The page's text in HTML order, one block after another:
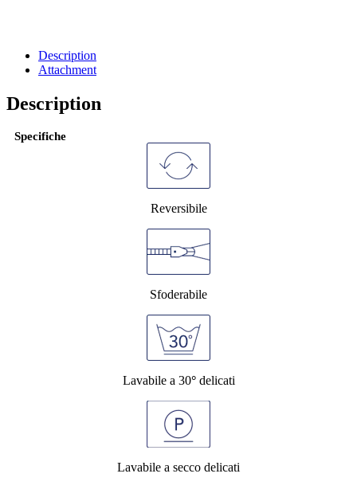
Description
Attachment
Description
Specifiche
Reversibile
Sfoderabile
Lavabile a 30° delicati
Lavabile a secco delicati